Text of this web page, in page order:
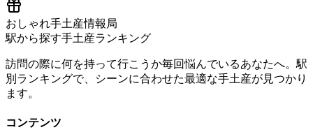
おしゃれ手土産情報局
駅から探す手土産ランキング
訪問の際に何を持って行こうか毎回悩んでいるあなたへ。駅
別ランキングで、シーンに合わせた最適な手土産が見つかり
ます。
コンテンツ